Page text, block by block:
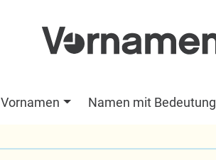
Vornamen Namen mit Bedeutung